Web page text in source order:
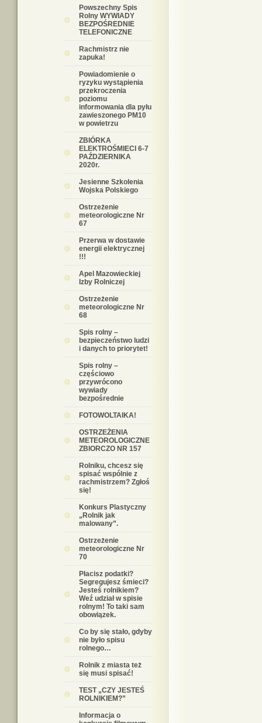
Powszechny Spis
Rolny WYWIADY
BEZPOŚREDNIE
TELEFONICZNE
Rachmistrz nie
zapuka!
Powiadomienie o
ryzyku wystąpienia
przekroczenia
poziomu
informowania dla pyłu
zawieszonego PM10
w powietrzu
ZBIÓRKA
ELEKTROŚMIECI 6-7
PAŹDZIERNIKA
2020r.
Jesienne Szkolenia
Wojska Polskiego
Ostrzeżenie
meteorologiczne Nr
67
Przerwa w dostawie
energii elektrycznej
!!!
Apel Mazowieckiej
Izby Rolniczej
Ostrzeżenie
meteorologiczne Nr
68
Spis rolny –
bezpieczeństwo ludzi
i danych to priorytet!
Spis rolny –
częściowo
przywrócono
wywiady
bezpośrednie
FOTOWOLTAIKA!
OSTRZEŻENIA
METEOROLOGICZNE
ZBIORCZO NR 157
Rolniku, chcesz się
spisać wspólnie z
rachmistrzem? Zgłoś
się!
Konkurs Plastyczny
„Rolnik jak
malowany”.
Ostrzeżenie
meteorologiczne Nr
70
Płacisz podatki?
Segregujesz śmieci?
Jesteś rolnikiem?
Weź udział w spisie
rolnym! To taki sam
obowiązek.
Co by się stało, gdyby
nie było spisu
rolnego…
Rolnik z miasta też
się musi spisać!
TEST „CZY JESTEŚ
ROLNIKIEM?”
Informacja o